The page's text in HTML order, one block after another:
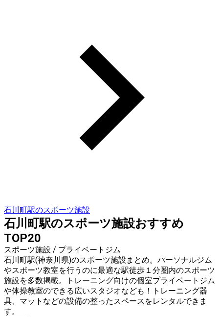
石川町駅のスポーツ施設
石川町駅のスポーツ施設おすすめ
TOP20
スポーツ施設 / プライベートジム
石川町駅(神奈川県)のスポーツ施設まとめ。パーソナルジム
やスポーツ教室を行うのに最適な駅徒歩１分圏内のスポーツ
施設を多数掲載。トレーニング向けの個室プライベートジム
や体操教室のできる広いスタジオなども！トレーニング器
具、マットなどの設備の整ったスペースをレンタルできま
す。